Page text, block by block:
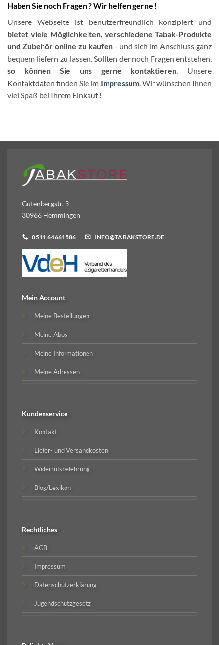
Haben Sie noch Fragen ? Wir helfen gerne !
Unsere Webseite ist benutzerfreundlich konzipiert und
bietet viele Möglichkeiten, verschiedene Tabak-Produkte
und Zubehör online zu kaufen- und sich im Anschluss ganz
bequem liefern zu lassen. Sollten dennoch Fragen entstehen,
so können Sie uns gerne kontaktieren. Unsere
Kontaktdaten finden Sie im Impressum. Wir wünschen Ihnen
viel Spaß bei Ihrem Einkauf !
Gutenbergstr. 3
30966 Hemmingen
0511 64661586 INFO@TABAKSTORE.DE
Mein Account
Meine Bestellungen
Meine Abos
Meine Informationen
Meine Adressen
Kundenservice
Kontakt
Liefer- und Versandkosten
Widerrufsbelehrung
Blog/Lexikon
Rechtliches
AGB
Impressum
Datenschutzerklärung
Jugendschutzgesetz